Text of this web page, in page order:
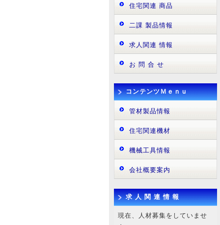
住宅関連 商品
二課 製品情報
求人関連 情報
お 問 合 せ
コンテンツＭｅｎｕ
管材製品情報
住宅関連機材
機械工具情報
会社概要案内
求 人 関 連 情 報
現在、人材募集をしていませ